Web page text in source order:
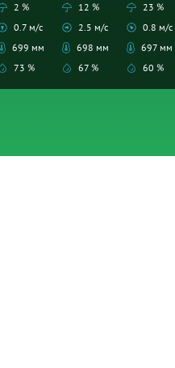
2 %
0.7 м/с
699 мм
73 %
12 %
2.5 м/с
698 мм
67 %
23 %
0.8 м/с
697 мм
60 %